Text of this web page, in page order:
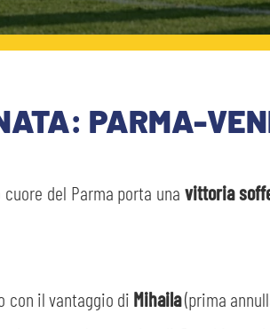
PARMA-
del Parma porta una vittoria
con il vantaggio di Mihaila(prima